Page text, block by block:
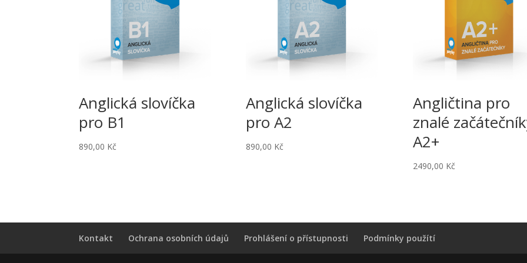
Anglická slovíčka
pro B1
890,00 Kč
Anglická slovíčka
pro A2
890,00 Kč
Angličtina pro
znalé
A2+
2490,00 Kč
Kontakt Ochrana osobních údajů Prohlášení o přístupnosti Podmínky použítí